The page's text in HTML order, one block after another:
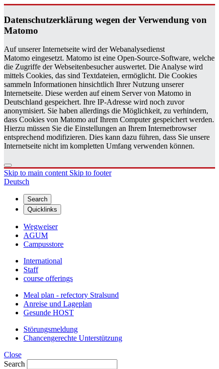
Daten­schutzerklärung wegen der Ver­wen­dung von
Matomo
Auf unserer Internetseite wird der Webanalysedienst
Matomo eingesetzt. Matomo ist eine Open-Source-Software, welche
die Zugriffe der Webseitenbesucher auswertet. Die Analyse wird
mittels Cookies, das sind Textdateien, ermöglicht. Die Cookies
sammeln Informationen hinsichtlich Ihrer Nutzung unserer
Internetseite. Diese werden auf einem Server von Matomo in
Deutschland gespeichert. Ihre IP-Adresse wird noch zuvor
anonymisiert. Sie haben allerdings die Möglichkeit, zu verhindern,
dass Cookies von Matomo auf Ihrem Computer gespeichert werden.
Hierzu müssen Sie die Einstellungen an Ihrem Internetbrowser
entsprechend modifizieren. Dies kann dazu führen, dass Sie unsere
Internetseite nicht im kompletten Umfang verwenden können.
Skip to main content Skip to footer
Deutsch
Search
Quicklinks
Wegweiser
AGUM
Campusstore
International
Staff
course offerings
Meal plan - refectory Stralsund
Anreise und Lageplan
Gesunde HOST
Störungsmeldung
Chancengerechte Unterstützung
Close
Search